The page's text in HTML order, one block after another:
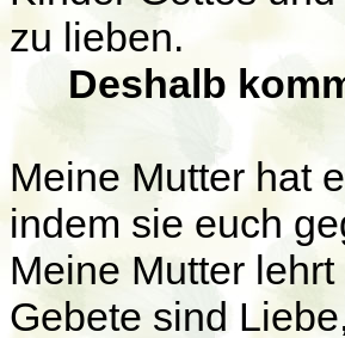
zu lieben.
Deshalb
Meine Mutter hat
indem sie euch
Meine Mutter
Gebete sind